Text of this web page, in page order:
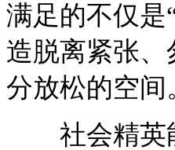
满足的不仅是
造脱离紧张、
分放松的空间
社会精英能